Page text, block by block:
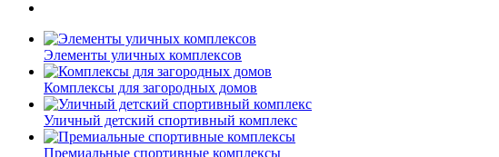
Элементы уличных комплексов
Комплексы для загородных домов
Уличный детский спортивный комплекс
Премиальные спортивные комплексы